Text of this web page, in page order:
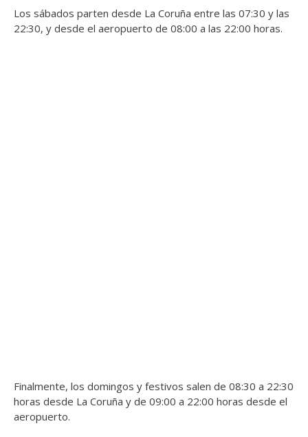
Los sábados parten desde La Coruña entre las 07:30 y las
22:30, y desde el aeropuerto de 08:00 a las 22:00 horas.
Finalmente, los domingos y festivos salen de 08:30 a 22:30
horas desde La Coruña y de 09:00 a 22:00 horas desde el
aeropuerto.